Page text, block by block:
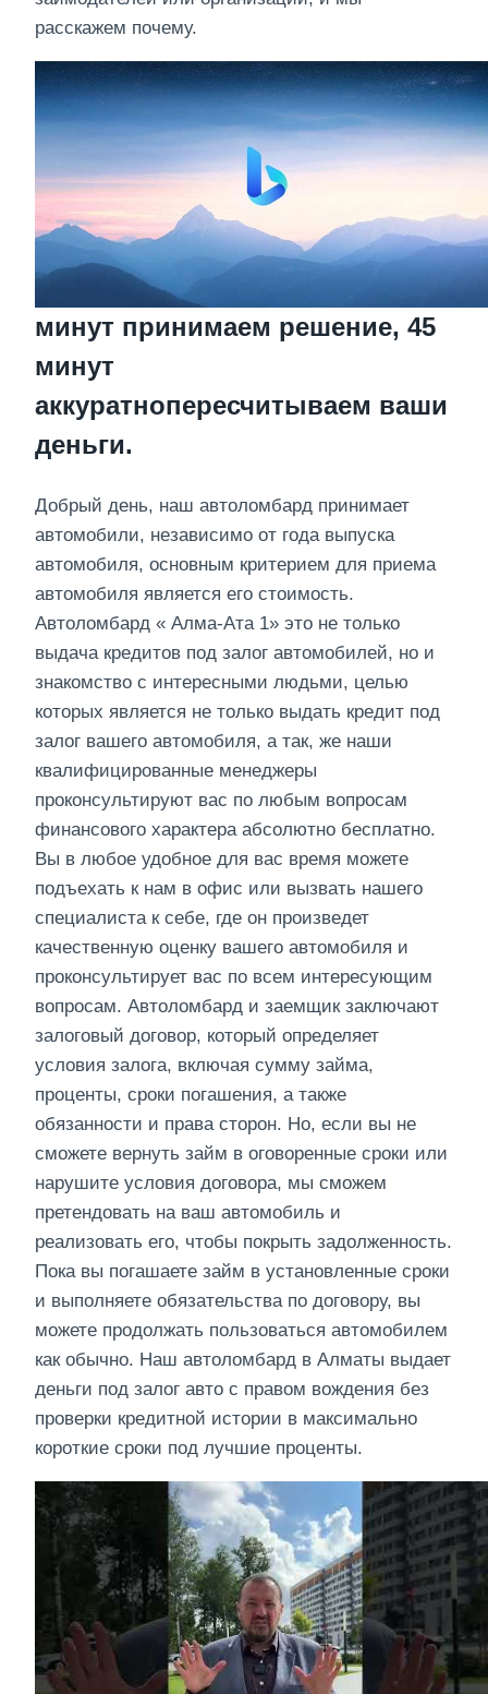
расскажем почему.
минут принимаем решение, 45
минут
аккуратнопересчитываем ваши
деньги.
Добрый день, наш автоломбард принимает
автомобили, независимо от года выпуска
автомобиля, основным критерием для приема
автомобиля является его стоимость.
Автоломбард « Алма-Ата 1» это не только
выдача кредитов под залог автомобилей, но и
знакомство с интересными людьми, целью
которых является не только выдать кредит под
залог вашего автомобиля, а так, же наши
квалифицированные менеджеры
проконсультируют вас по любым вопросам
финансового характера абсолютно бесплатно.
Вы в любое удобное для вас время можете
подъехать к нам в офис или вызвать нашего
специалиста к себе, где он произведет
качественную оценку вашего автомобиля и
проконсультирует вас по всем интересующим
вопросам. Автоломбард и заемщик заключают
залоговый договор, который определяет
условия залога, включая сумму займа,
проценты, сроки погашения, а также
обязанности и права сторон. Но, если вы не
сможете вернуть займ в оговоренные сроки или
нарушите условия договора, мы сможем
претендовать на ваш автомобиль и
реализовать его, чтобы покрыть задолженность.
Пока вы погашаете займ в установленные сроки
и выполняете обязательства по договору, вы
можете продолжать пользоваться автомобилем
как обычно. Наш автоломбард в Алматы выдает
деньги под залог авто с правом вождения без
проверки кредитной истории в максимально
короткие сроки под лучшие проценты.